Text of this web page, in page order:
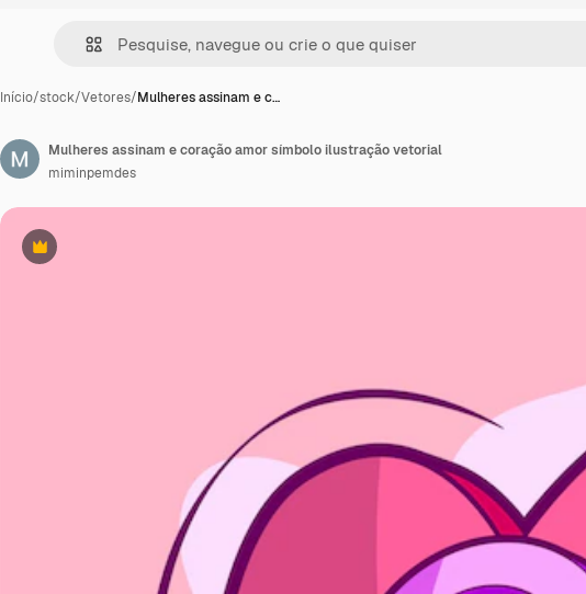
Início/stock/Vetores/Mulheres assinam e c…
Premium
Mulheres assinam e coração amor símbolo ilustração vetorial
miminpemdes